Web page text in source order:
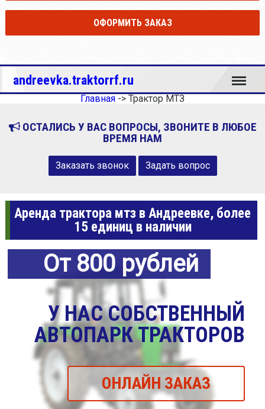
ОФОРМИТЬ ЗАКАЗ
andreevka.traktorrf.ru Меню
Главная -> Трактор МТЗ
ОСТАЛИСЬ У ВАС ВОПРОСЫ, ЗВОНИТЕ В ЛЮБОЕ
ВРЕМЯ НАМ
Заказать звонок Задать вопрос
Аренда трактора мтз в Андреевке, более
15 единиц в наличии
От 800 рублей
У НАС СОБСТВЕННЫЙ
АВТОПАРК ТРАКТОРОВ
ОНЛАЙН ЗАКАЗ